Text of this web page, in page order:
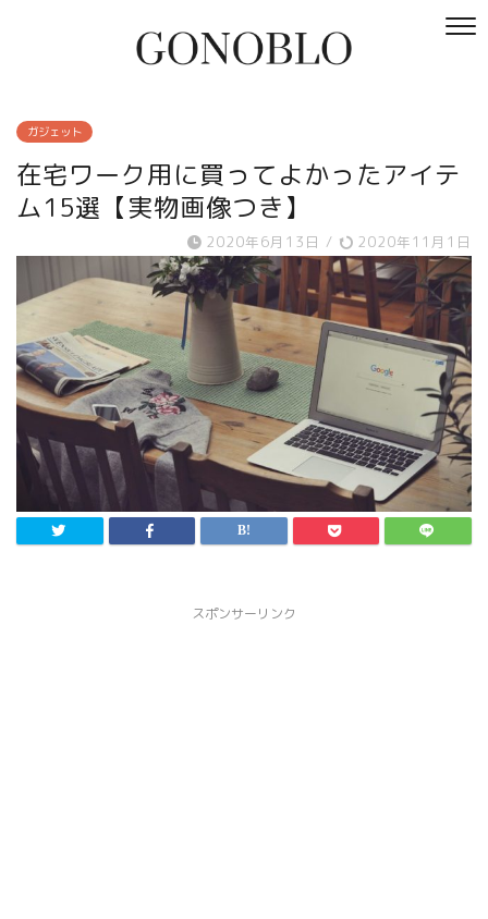
ガジェット
在宅ワーク用に買ってよかったアイテ
ム15選【実物画像つき】
2020年6月13日 / 2020年11月1日
スポンサーリンク